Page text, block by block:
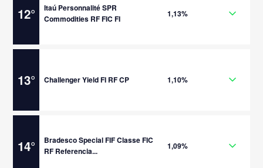
12°
Itaú Personnalité SPR
Commodities RF FIC FI
1,13%
13° Challenger Yield FI RF CP 1,10%
14°
Bradesco Special FIF Classe FIC
RF Referencia...
1,09%